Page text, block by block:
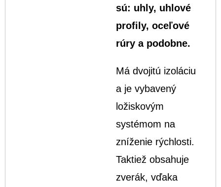
sú: uhly, uhlové
profily, oceľové
rúry a podobne.
Má dvojitú izoláciu
a je vybavený
ložiskovým
systémom na
zníženie rýchlosti.
Taktiež obsahuje
zverák, vďaka